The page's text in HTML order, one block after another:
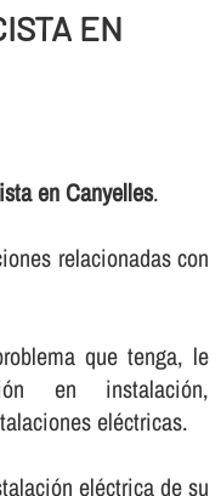
EN
en Canyelles.
relacionadas con
que tenga, le
en instalación,
eléctricas.
eléctrica de su